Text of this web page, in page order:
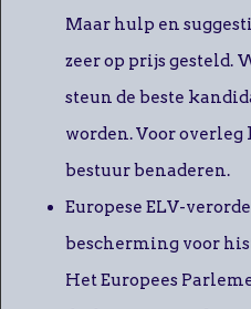
Maar hulp en
zeer op prijs gesteld.
steun de beste
worden. Voor
bestuur benaderen.
Europese ELV-
bescherming voor
Het Europees